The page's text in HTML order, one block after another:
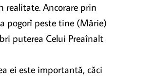
realitate. Ancorare prin
pogorî peste tine (Mărie)
puterea Celui Preaînalt
ei este importantă, căci